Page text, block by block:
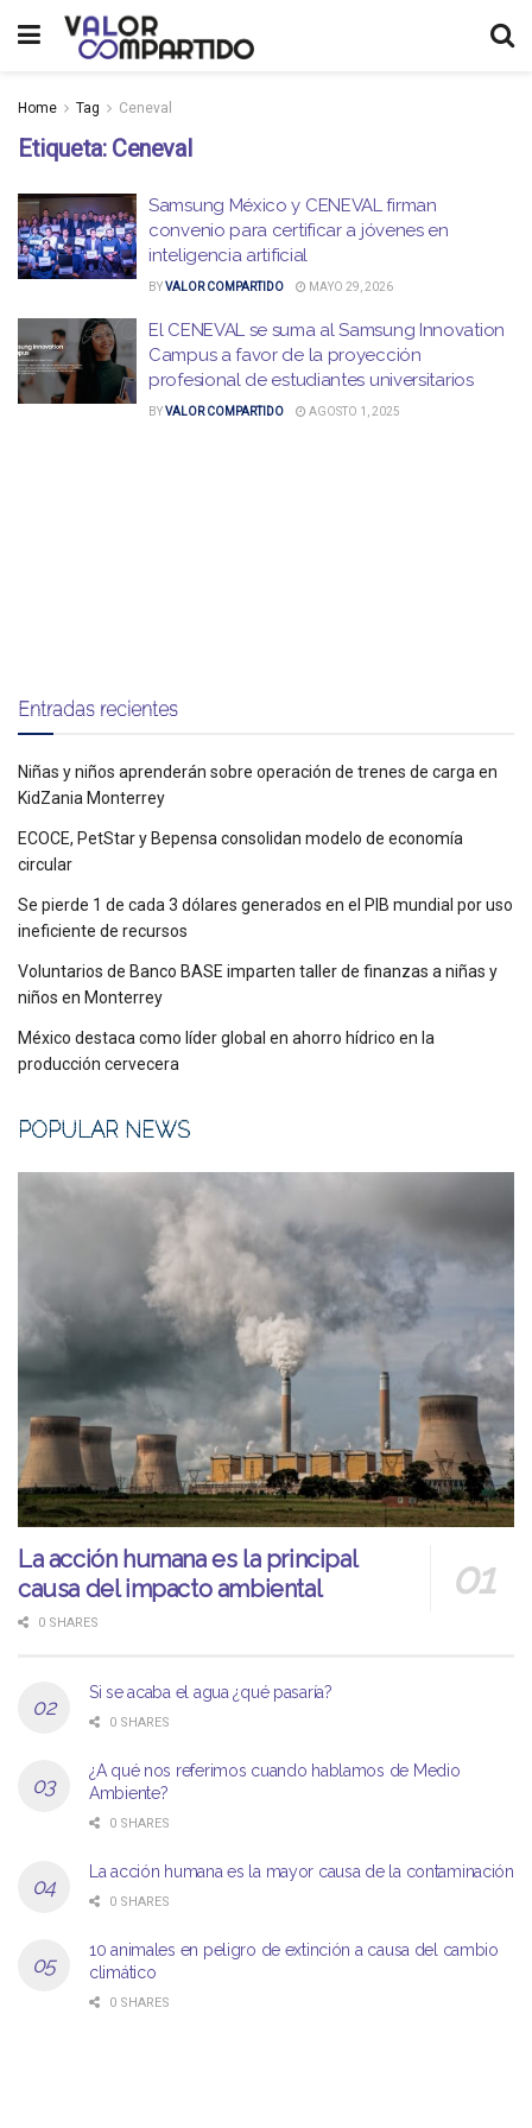
Home Tag Ceneval
Etiqueta: Ceneval
Samsung México y CENEVAL firman
convenio para certificar a jóvenes en
inteligencia artificial
BYVALOR COMPARTIDO MAYO 29, 2026
El CENEVAL se suma al Samsung Innovation
Campus a favor de la proyección
profesional de estudiantes universitarios
BYVALOR COMPARTIDO AGOSTO 1, 2025
Entradas recientes
Niñas y niños aprenderán sobre operación de trenes de carga en
KidZania Monterrey
ECOCE, PetStar y Bepensa consolidan modelo de economía
circular
Se pierde 1 de cada 3 dólares generados en el PIB mundial por uso
ineficiente de recursos
Voluntarios de Banco BASE imparten taller de finanzas a niñas y
niños en Monterrey
México destaca como líder global en ahorro hídrico en la
producción cervecera
POPULAR NEWS
La acción humana es la principal
causa del impacto ambiental
0 SHARES
Si se acaba el agua ¿qué pasaría?
0 SHARES
¿A qué nos referimos cuando hablamos de Medio
Ambiente?
0 SHARES
La acción humana es la mayor causa de la contaminación
0 SHARES
10 animales en peligro de extinción a causa del cambio
climático
0 SHARES